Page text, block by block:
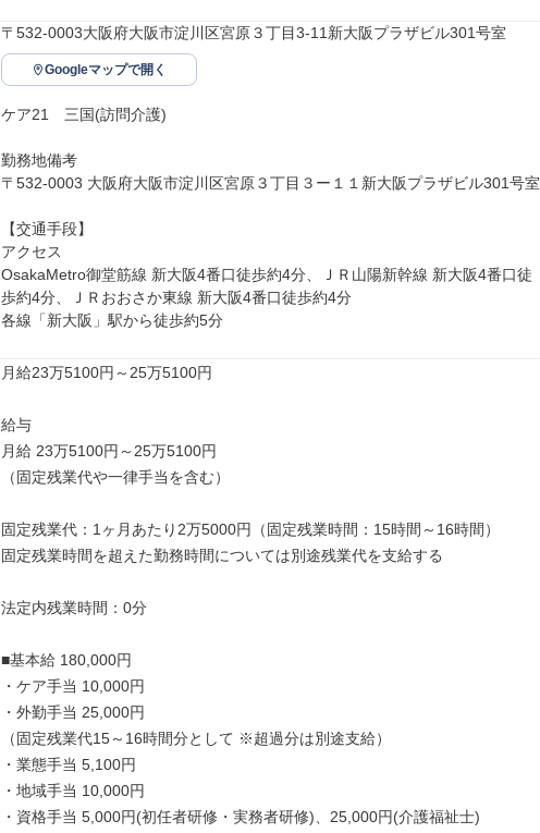
〒532-0003大阪府大阪市淀川区宮原３丁目3-11新大阪プラザビル301号室
Googleマップで開く
ケア21　三国(訪問介護)
勤務地備考
〒532-0003 大阪府大阪市淀川区宮原３丁目３ー１１新大阪プラザビル301号室
【交通手段】
アクセス
OsakaMetro御堂筋線 新大阪4番口徒歩約4分、ＪＲ山陽新幹線 新大阪4番口徒
歩約4分、ＪＲおおさか東線 新大阪4番口徒歩約4分
各線「新大阪」駅から徒歩約5分
月給23万5100円～25万5100円
給与
月給 23万5100円～25万5100円
（固定残業代や一律手当を含む）
固定残業代：1ヶ月あたり2万5000円（固定残業時間：15時間～16時間）
固定残業時間を超えた勤務時間については別途残業代を支給する
法定内残業時間：0分
■基本給 180,000円
・ケア手当 10,000円
・外勤手当 25,000円
（固定残業代15～16時間分として ※超過分は別途支給）
・業態手当 5,100円
・地域手当 10,000円
・資格手当 5,000円(初任者研修・実務者研修)、25,000円(介護福祉士)